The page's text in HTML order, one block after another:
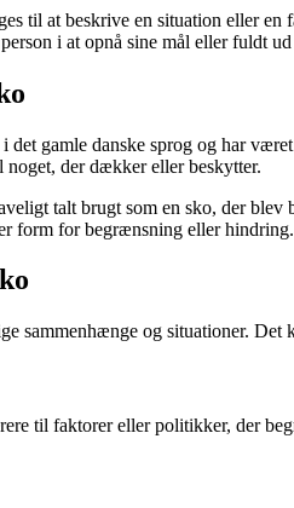
til at beskrive en situation eller
i at opnå sine mål eller fuldt
det gamle danske sprog og har
der dækker eller beskytter.
talt brugt som en sko, der
form for begrænsning eller hindring.
sammenhænge og situationer. Det
til faktorer eller politikker, der